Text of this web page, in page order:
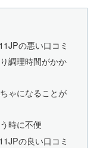
の悪い口コミ
調理時間がかか
ゃになることが
時に不便
の良い口コミ